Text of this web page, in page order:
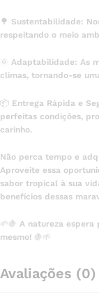
🌳 Sustentabilidade:
respeitando o meio
🌞 Adaptabilidade: As
climas, tornando-se
📦 Entrega Rápida e
perfeitas condições,
carinho.
Não perca tempo e
Aproveite essa
sabor tropical à sua
benefícios dessas
🌱🍇 A natureza
mesmo! 🍇🌱
Avaliações (0)